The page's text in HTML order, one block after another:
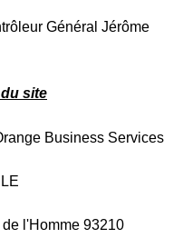
Général Jérôme
site
Business Services
l'Homme 93210